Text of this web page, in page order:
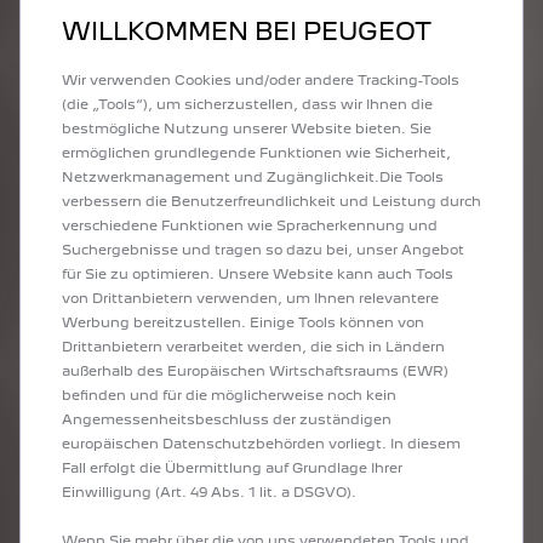
Millionen erreichen.“ In Europa soll der Marktanteil von 5,7 auf
Entwicklung in den Vordergrund, insbesondere in Südamerika,
im Nahen Osten und in Asien.
COMEBACK DES
PEUGEOT E-208 GTI!
Um dieses Ziel zu erreichen, setzt Alain Favey auf die DNA von
PEUGEOT: „Esprit, Fahrgefühl und Qualität. PEUGEOT ist eine
französische Marke mit der Bodenständigkeit aus Montbéliard
und diesem gewissen Charisma, das sie unverwechselbar
macht. Und sie muss Fahrfreude vermitteln und höchste
Qualität bieten.“ Gleich zu Beginn stellte er das Projekt des
PEUGEOT E-208 GTi wieder ins Rampenlicht. „Der neue E-208
GTi ist nicht einfach nur ein Produkt. Er ist ein Statement: Er
zeigt, dass Elektrifizierung und Leidenschaft perfekt
zusammenpassen.“
Dieser Weg verlangt sowohl höchste Ansprüche als auch
WILLKOMMEN BEI PEUGEOT
Wir verwenden Cookies und/oder andere Tracking-Tools
(die „Tools“), um sicherzustellen, dass wir Ihnen die
bestmögliche Nutzung unserer Website bieten. Sie
ermöglichen grundlegende Funktionen wie Sicherheit,
Netzwerkmanagement und Zugänglichkeit.Die Tools
verbessern die Benutzerfreundlichkeit und Leistung durch
verschiedene Funktionen wie Spracherkennung und
Suchergebnisse und tragen so dazu bei, unser Angebot
für Sie zu optimieren. Unsere Website kann auch Tools
von Drittanbietern verwenden, um Ihnen relevantere
Werbung bereitzustellen. Einige Tools können von
Drittanbietern verarbeitet werden, die sich in Ländern
außerhalb des Europäischen Wirtschaftsraums (EWR)
befinden und für die möglicherweise noch kein
Angemessenheitsbeschluss der zuständigen
europäischen Datenschutzbehörden vorliegt. In diesem
Fall erfolgt die Übermittlung auf Grundlage Ihrer
Einwilligung (Art. 49 Abs. 1 lit. a DSGVO).
Wenn Sie mehr über die von uns verwendeten Tools und